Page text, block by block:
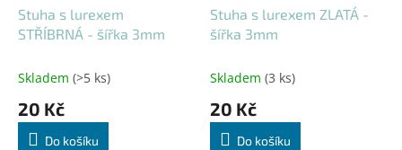
Stuha s lurexem
STŘÍBRNÁ - šířka 3mm
Skladem (>5 ks)
20 Kč
Do košíku
Stuha s lurexem ZLATÁ -
šířka 3mm
Skladem (3 ks)
20 Kč
Do košíku